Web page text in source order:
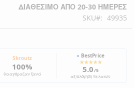
ΔΙΑΘΈΣΙΜΟ ΑΠΌ 20-30 ΗΜΈΡΕΣ
SKU
49935
Skroutz
100%
θα αγόραζαν ξανά
● BestPrice
★★★★★
5.0/5
αξιολόγηση πελατών